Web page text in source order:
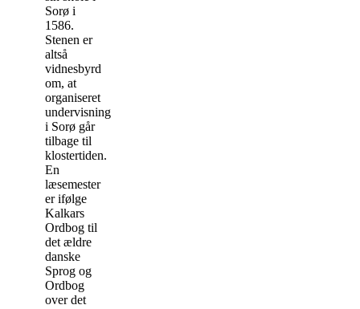
Sorø i
1586.
Stenen er
altså
vidnesbyrd
om, at
organiseret
undervisning
i Sorø går
tilbage til
klostertiden.
En
læsemester
er ifølge
Kalkars
Ordbog til
det ældre
danske
Sprog og
Ordbog
over det